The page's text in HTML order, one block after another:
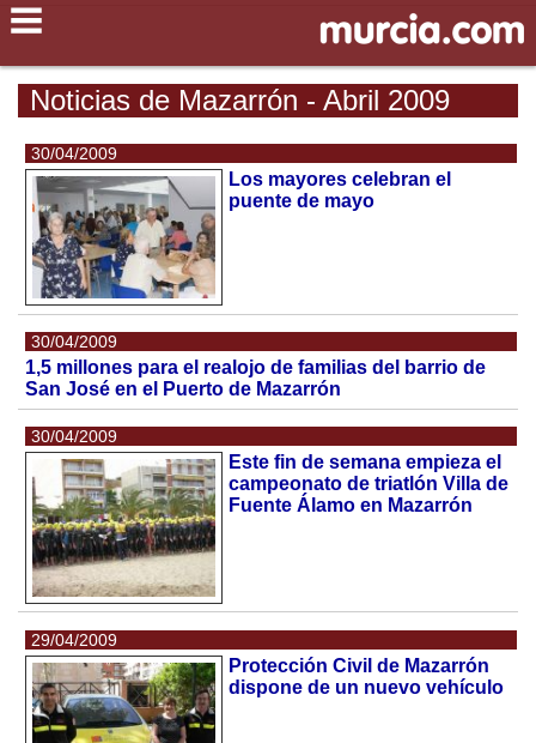
Noticias de Mazarrón - Abril 2009
30/04/2009
Los mayores celebran el
puente de mayo
30/04/2009
1,5 millones para el realojo de familias del barrio de
San José en el Puerto de Mazarrón
30/04/2009
Este fin de semana empieza el
campeonato de triatlón Villa de
Fuente Álamo en Mazarrón
29/04/2009
Protección Civil de Mazarrón
dispone de un nuevo vehículo